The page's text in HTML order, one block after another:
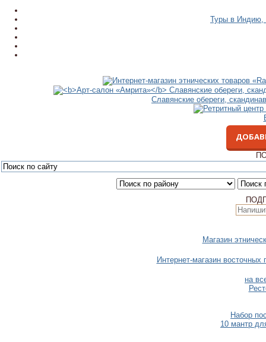
Туры в Индию,
Славянские обереги,
Магазин
Интернет-магазин
на
Набор
10 мантр